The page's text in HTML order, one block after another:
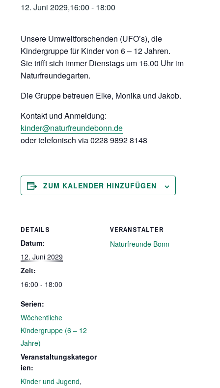
12. Juni 2029,16:00 - 18:00
Unsere Umweltforschenden (UFO’s), die
Kindergruppe für Kinder von 6 – 12 Jahren.
Sie trifft sich immer Dienstags um 16.00 Uhr im
Naturfreundegarten.
Die Gruppe betreuen Elke, Monika und Jakob.
Kontakt und Anmeldung:
kinder@naturfreundebonn.de
oder telefonisch via 0228 9892 8148
ZUM KALENDER HINZUFÜGEN
DETAILS
Datum:
12. Juni 2029
Zeit:
16:00 - 18:00
Serien:
Wöchentliche
Kindergruppe (6 – 12
Jahre)
Veranstaltungskategor
ien:
Kinder und Jugend,
VERANSTALTER
Naturfreunde Bonn